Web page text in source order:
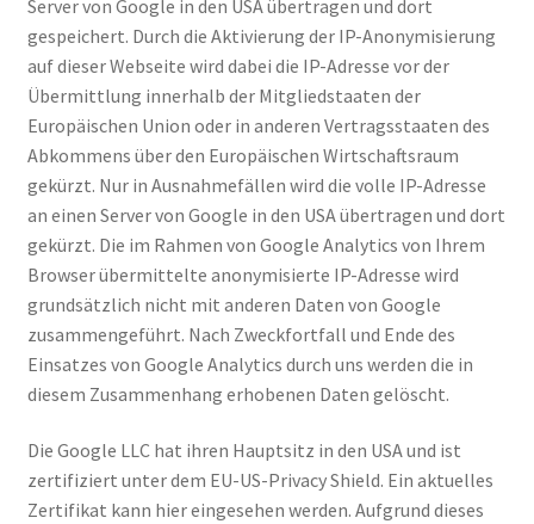
Server von Google in den USA übertragen und dort
gespeichert. Durch die Aktivierung der IP-Anonymisierung
auf dieser Webseite wird dabei die IP-Adresse vor der
Übermittlung innerhalb der Mitgliedstaaten der
Europäischen Union oder in anderen Vertragsstaaten des
Abkommens über den Europäischen Wirtschaftsraum
gekürzt. Nur in Ausnahmefällen wird die volle IP-Adresse
an einen Server von Google in den USA übertragen und dort
gekürzt. Die im Rahmen von Google Analytics von Ihrem
Browser übermittelte anonymisierte IP-Adresse wird
grundsätzlich nicht mit anderen Daten von Google
zusammengeführt. Nach Zweckfortfall und Ende des
Einsatzes von Google Analytics durch uns werden die in
diesem Zusammenhang erhobenen Daten gelöscht.
Die Google LLC hat ihren Hauptsitz in den USA und ist
zertifiziert unter dem EU-US-Privacy Shield. Ein aktuelles
Zertifikat kann hier eingesehen werden. Aufgrund dieses